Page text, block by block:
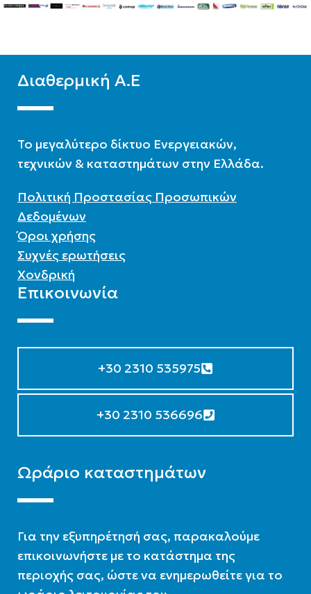
Διαθερμική Α.Ε
To μεγαλύτερο δίκτυο Ενεργειακών,
τεχνικών & καταστημάτων στην Ελλάδα.
Πολιτική Προστασίας Προσωπικών
Δεδομένων
Όροι χρήσης
Συχνές ερωτήσεις
Χονδρική
Επικοινωνία
+30 2310 535975
+30 2310 536696
Ωράριο καταστημάτων
Για την εξυπηρέτησή σας, παρακαλούμε
επικοινωνήστε με το κατάστημα της
περιοχής σας, ώστε να ενημερωθείτε για το